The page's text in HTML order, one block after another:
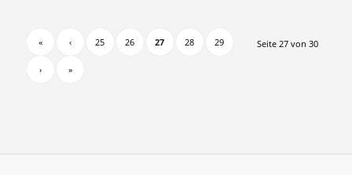
Seite 27 von 30
« ‹ 25 26 27 28 29
› »